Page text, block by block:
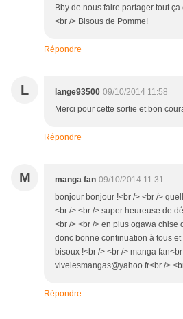
Bby de nous faire partager tout
<br /> Bisous de Pomme!
Répondre
L lange93500 09/10/2014 11:58
Merci pour cette sortie et bon
Répondre
M manga fan 09/10/2014 11:31
bonjour bonjour !<br /> <br />
<br /> <br /> super heureuse de
<br /> <br /> en plus ogawa chise
donc bonne continuation à tous
bisoux !<br /> <br /> manga
vivelesmangas@yahoo.fr<br />
Répondre